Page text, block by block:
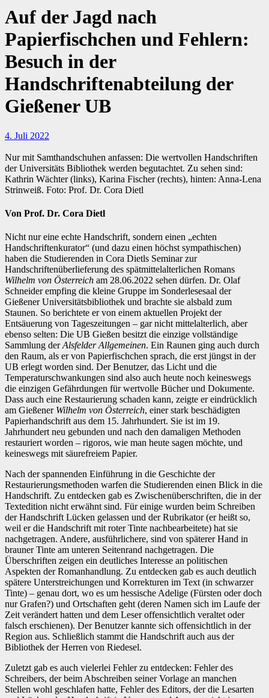
Auf der Jagd nach
Papierfischchen und Fehlern:
Besuch in der
Handschriftenabteilung der
Gießener UB
4. Juli 2022
Nur mit Samthandschuhen anfassen: Die wertvollen Handschriften
der Universitäts Bibliothek werden begutachtet. Zu sehen sind:
Kathrin Wächter (links), Karina Fischer (rechts), hinten: Anna-Lena
Strinweiß. Foto: Prof. Dr. Cora Dietl
Von Prof. Dr. Cora Dietl
Nicht nur eine echte Handschrift, sondern einen „echten
Handschriftenkurator“ (und dazu einen höchst sympathischen)
haben die Studierenden in Cora Dietls Seminar zur
Handschriftenüberlieferung des spätmittelalterlichen Romans
Wilhelm von Österreich am 28.06.2022 sehen dürfen. Dr. Olaf
Schneider empfing die kleine Gruppe im Sonderlesesaal der
Gießener Universitätsbibliothek und brachte sie alsbald zum
Staunen. So berichtete er von einem aktuellen Projekt der
Entsäuerung von Tageszeitungen – gar nicht mittelalterlich, aber
ebenso selten: Die UB Gießen besitzt die einzige vollständige
Sammlung derAlsfelder Allgemeinen. Ein Raunen ging auch durch
den Raum, als er von Papierfischchen sprach, die erst jüngst in der
UB erlegt worden sind. Der Benutzer, das Licht und die
Temperaturschwankungen sind also auch heute noch keineswegs
die einzigen Gefährdungen für wertvolle Bücher und Dokumente.
Dass auch eine Restaurierung schaden kann, zeigte er eindrücklich
am Gießener Wilhelm von Österreich, einer stark beschädigten
Papierhandschrift aus dem 15. Jahrhundert. Sie ist im 19.
Jahrhundert neu gebunden und nach den damaligen Methoden
restauriert worden – rigoros, wie man heute sagen möchte, und
keineswegs mit säurefreiem Papier.
Nach der spannenden Einführung in die Geschichte der
Restaurierungsmethoden warfen die Studierenden einen Blick in die
Handschrift. Zu entdecken gab es Zwischenüberschriften, die in der
Textedition nicht erwähnt sind. Für einige wurden beim Schreiben
der Handschrift Lücken gelassen und der Rubrikator (er heißt so,
weil er die Handschrift mit roter Tinte nachbearbeitete) hat sie
nachgetragen. Andere, ausführlichere, sind von späterer Hand in
brauner Tinte am unteren Seitenrand nachgetragen. Die
Überschriften zeigen ein deutliches Interesse an politischen
Aspekten der Romanhandlung. Zu entdecken gab es auch deutlich
spätere Unterstreichungen und Korrekturen im Text (in schwarzer
Tinte) – genau dort, wo es um hessische Adelige (Fürsten oder doch
nur Grafen?) und Ortschaften geht (deren Namen sich im Laufe der
Zeit verändert hatten und dem Leser offensichtlich veraltet oder
falsch erschienen). Der Benutzer kannte sich offensichtlich in der
Region aus. Schließlich stammt die Handschrift auch aus der
Bibliothek der Herren von Riedesel.
Zuletzt gab es auch vielerlei Fehler zu entdecken: Fehler des
Schreibers, der beim Abschreiben seiner Vorlage an manchen
Stellen wohl geschlafen hatte, Fehler des Editors, der die Lesarten